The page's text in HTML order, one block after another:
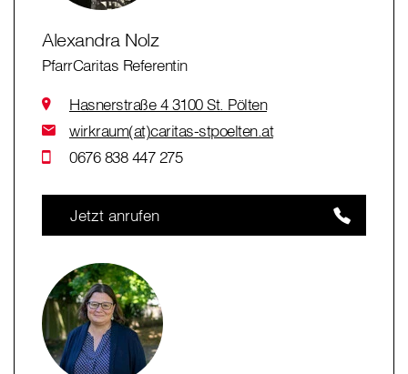
Alexandra Nolz
PfarrCaritas Referentin
Hasnerstraße 4 3100 St. Pölten
wirkraum(at)caritas-stpoelten.at
0676 838 447 275
Jetzt anrufen